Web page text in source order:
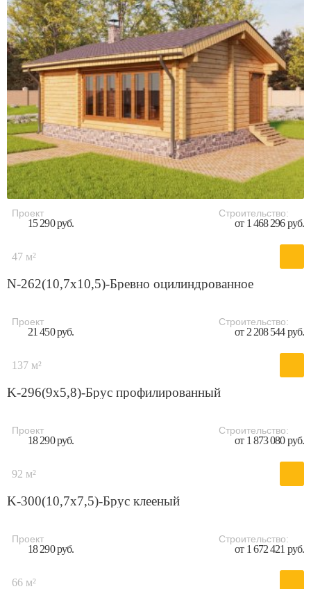
Проект
15 290 руб.
Строительство:
от 1 468 296 руб.
47 м²
N-262(10,7x10,5)-Бревно оцилиндрованное
Проект
21 450 руб.
Строительство:
от 2 208 544 руб.
137 м²
K-296(9x5,8)-Брус профилированный
Проект
18 290 руб.
Строительство:
от 1 873 080 руб.
92 м²
K-300(10,7x7,5)-Брус клееный
Проект
18 290 руб.
Строительство:
от 1 672 421 руб.
66 м²